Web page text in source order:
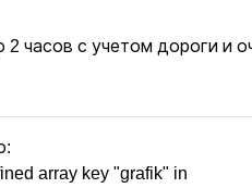
часов с учетом дороги и
array key "grafik" in